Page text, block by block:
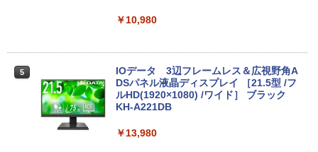
画面 ビジネス 仕事 訳あり Windows11
ソコン
￥30,999
【★最大100%ポイント】Lenovo Think
￥10,980
5
IOデータ 3辺フレームレス＆広視野角A
DSパネル液晶ディスプレイ ［21.5型 /フ
ルHD(1920×1080) /ワイド］ ブラック
KH-A221DB
￥13,980